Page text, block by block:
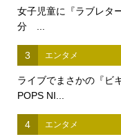
女子児童に『ラブレタ
分 ...
3 エンタメ
ライブでまさかの『ビ
POPS NI...
4 エンタメ